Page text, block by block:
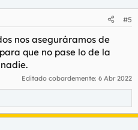
#5
nos aseguráramos de
que no pase lo de la
Editado cobardemente: 6 Abr 2022